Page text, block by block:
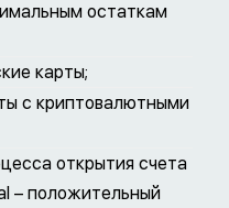
остаткам
карты;
с криптовалютными
открытия счета
– положительный